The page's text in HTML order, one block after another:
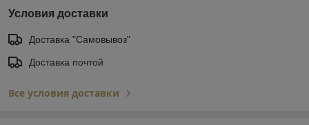
Условия доставки
Доставка "Самовывоз"
Доставка почтой
Все условия доставки